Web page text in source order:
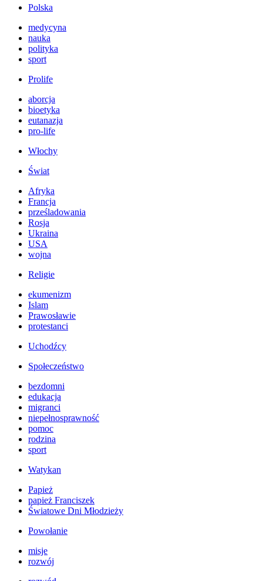
Polska
medycyna
nauka
polityka
sport
Prolife
aborcja
bioetyka
eutanazja
pro-life
Włochy
Świat
Afryka
Francja
prześladowania
Rosja
Ukraina
USA
wojna
Religie
ekumenizm
Islam
Prawosławie
protestanci
Uchodźcy
Społeczeństwo
bezdomni
edukacja
migranci
niepełnosprawność
pomoc
rodzina
sport
Watykan
Papież
papież Franciszek
Światowe Dni Młodzieży
Powołanie
misje
rozwój